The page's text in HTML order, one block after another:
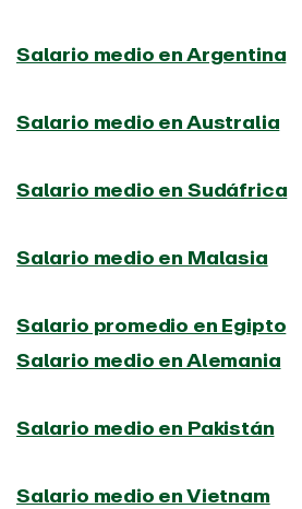
Salario medio en Argentina
Salario medio en Australia
Salario medio en Sudáfrica
Salario medio en Malasia
Salario promedio en Egipto
Salario medio en Alemania
Salario medio en Pakistán
Salario medio en Vietnam